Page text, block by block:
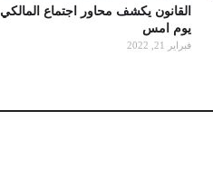
القانون يكشف محاور اجتماع المالكي
يوم امس
فبراير 21, 2022